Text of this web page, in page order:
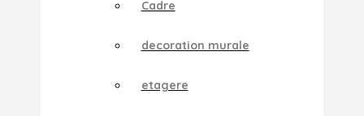
Cadre
decoration murale
etagere